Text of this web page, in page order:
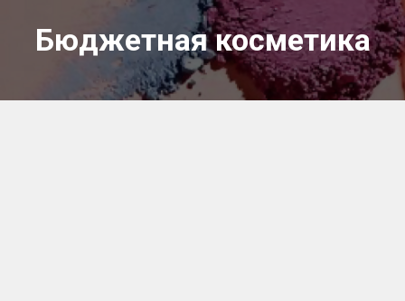
Бюджетная косметика